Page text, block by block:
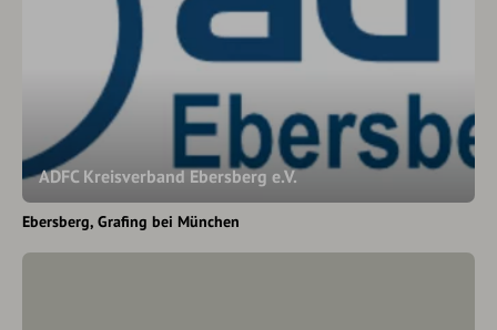
ADFC Kreisverband Ebersberg e.V.
Ebersberg Grafing bei München